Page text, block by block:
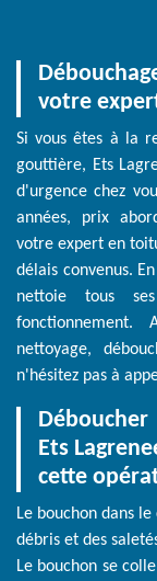
votre
Si vous êtes à la
gouttière, Ets
d'urgence chez
années, prix
votre expert en
délais convenus.
nettoie tous
nettoyage,
n'hésitez pas à
Ets
cette
Le bouchon dans
débris et des
Le bouchon se